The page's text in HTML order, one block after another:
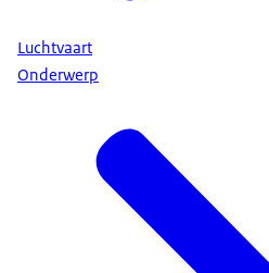
Luchtvaart
Onderwerp